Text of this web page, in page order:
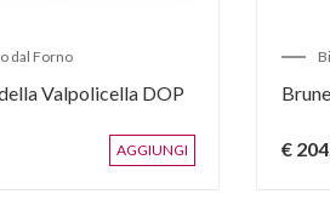
AGGIUNGI
dal Forno
Valpolicella DOP
€